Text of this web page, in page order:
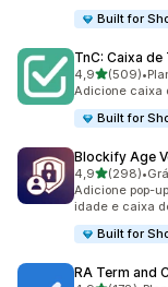
Built for
TnC: Caixa de
4,9de 5(509)
509 avaliações
•
Adicione caixa
Built for
Blockify Age
4,9de 5(298)
298 avaliações
•
Adicione pop-
idade e caixa
Built for
RA Term and